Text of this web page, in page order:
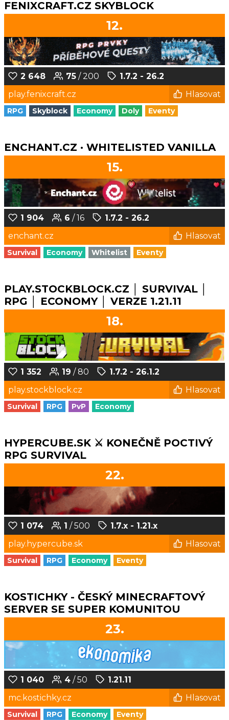
FENIXCRAFT.CZ SKYBLOCK
12.
2 648 75 / 200
1.7.2 - 26.2
play.fenixcraft.cz
Hlasovat
RPG Skyblock Economy Doly Eventy
ENCHANT.CZ · WHITELISTED VANILLA
15.
1 904 6 / 16
1.7.2 - 26.2
enchant.cz
Hlasovat
Survival Economy Whitelist Eventy
PLAY.STOCKBLOCK.CZ │ SURVIVAL │
RPG │ ECONOMY │ VERZE 1.21.11
18.
1 352 19 / 80
1.7.2 - 26.1.2
play.stockblock.cz
Hlasovat
Survival RPG PvP Economy
HYPERCUBE.SK ⚔️ KONEČNĚ POCTIVÝ
RPG SURVIVAL
22.
1 074 1 / 500
1.7.x - 1.21.x
play.hypercube.sk
Hlasovat
Survival RPG Economy Eventy
KOSTICHKY - ČESKÝ MINECRAFTOVÝ
SERVER SE SUPER KOMUNITOU
23.
1 040 4 / 50
1.21.11
mc.kostichky.cz
Hlasovat
Survival RPG Economy Eventy